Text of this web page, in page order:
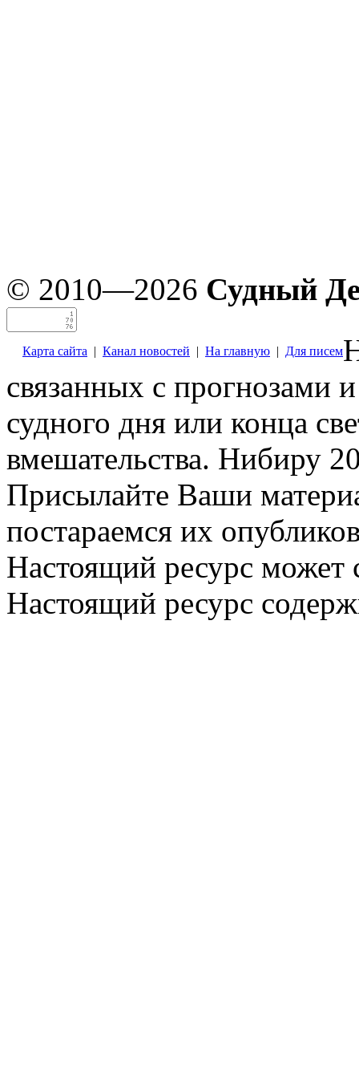
© 2010—2026 Судный
Карта сайта | Канал новостей | На главную | Для писем
связанных с прогнозами
судного дня или конца
вмешательства. Нибиру
Присылайте Ваши
постараемся их
Настоящий ресурс может
Настоящий ресурс